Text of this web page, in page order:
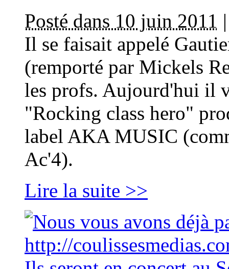
Posté dans 10 juin 2011
Il se faisait appelé
(remporté par Mickels
les profs. Aujourd'hui il
"Rocking class hero"
label AKA MUSIC
Ac'4).
Lire la suite >>